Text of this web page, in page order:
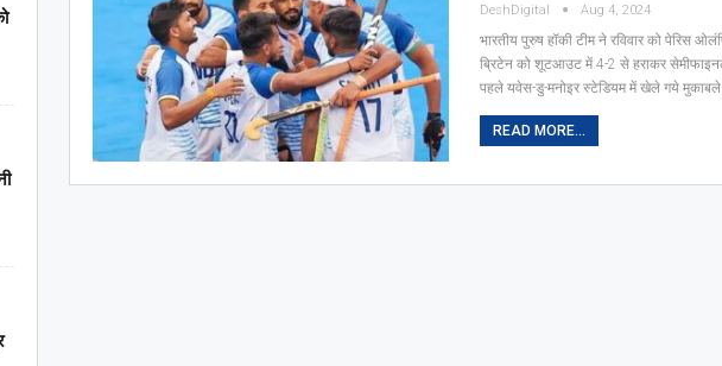
DeshDigital Aug 4, 2024
भारतीय पुरुष हॉकी टीम ने रविवार को पेरिस
ब्रिटेन को शूटआउट में 4-2 से हराकर
पहले यवेस-डु-मनोइर स्टेडियम में खेले गये
READ MORE...